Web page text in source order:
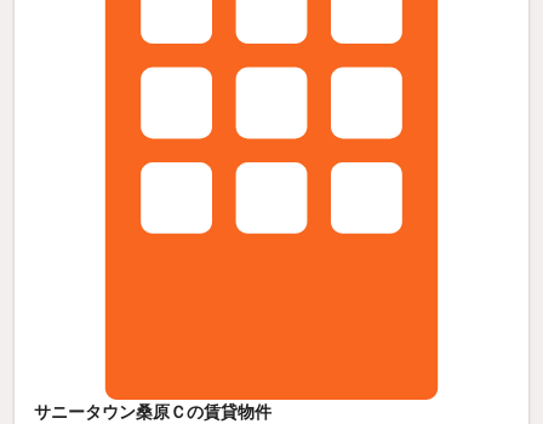
サニータウン桑原Ｃの賃貸物件